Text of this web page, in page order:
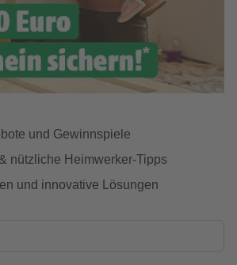
und Gewinnspiele
nützliche Heimwerker-Tipps
und innovative Lösungen